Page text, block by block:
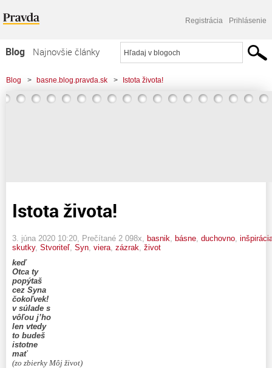
Registrácia Prihlásenie
Blog
Najnovšie články
Najčítanejšie články
Najkomentovanejšie články
Blog > basne.blog.pravda.sk > Istota života!
Istota života!
3. júna 2020 10:20 , Prečítané 2 098x, basnik básne duchovno
skutky, Stvoriteľ Syn viera zázrak život
keď
Otca ty
popýtaš
cez Syna
čokoľvek!
v súlade s
vôľou j’ho
len vtedy
to budeš
istotne
mať
(zo zbierky Môj život)